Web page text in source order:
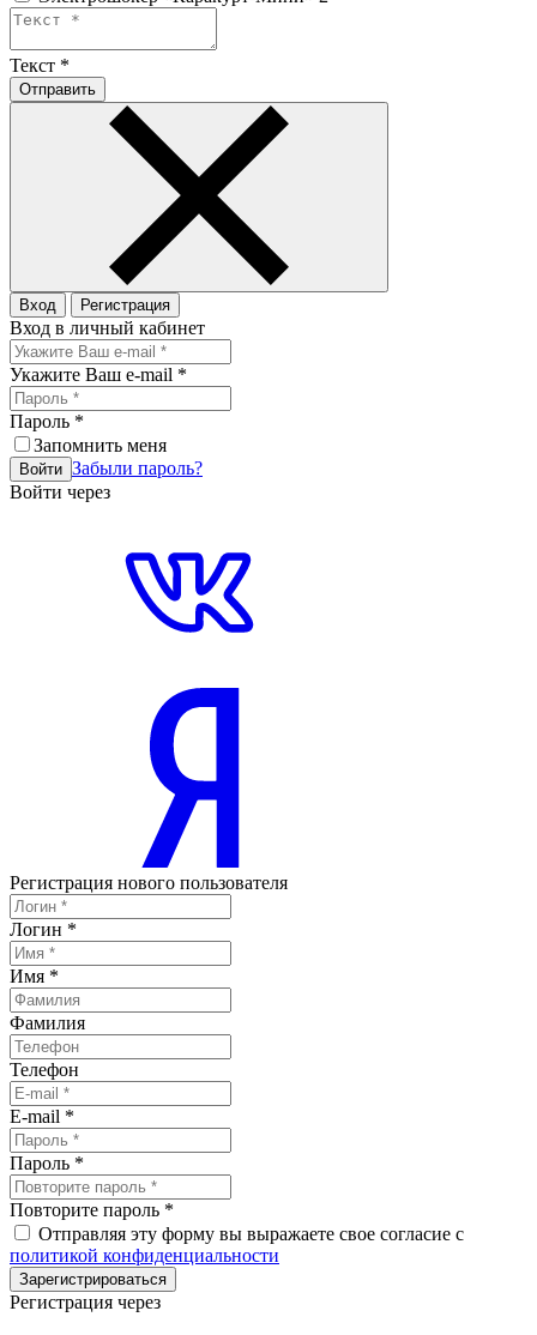
Текст *
Отправить
Вход Регистрация
Вход в личный кабинет
Укажите Ваш e-mail *
Пароль *
Запомнить меня
Войти Забыли пароль?
Войти через
Регистрация нового пользователя
Логин *
Имя *
Фамилия
Телефон
E-mail *
Пароль *
Повторите пароль *
Отправляя эту форму вы выражаете свое согласие с
политикой конфиденциальности
Зарегистрироваться
Регистрация через